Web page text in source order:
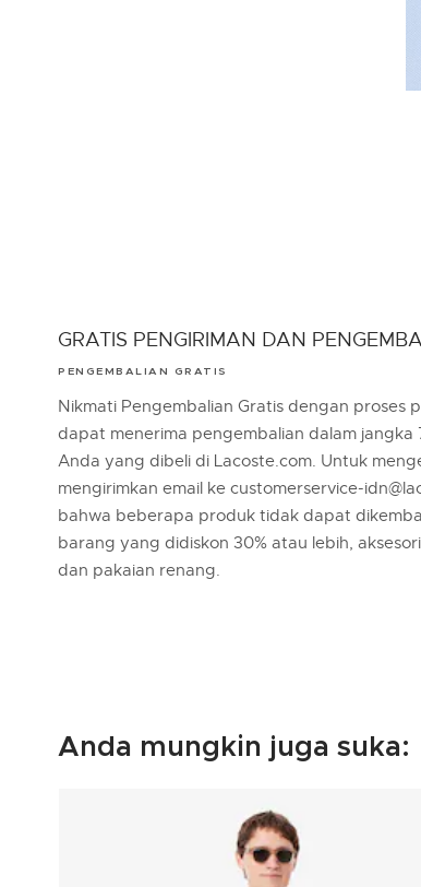
GRATIS PENGIRIMAN DAN
PENGEMBALIAN GRATIS
Nikmati Pengembalian Gratis dengan proses
dapat menerima pengembalian dalam jangka
Anda yang dibeli di Lacoste.com. Untuk
mengirimkan email ke customerservice-
bahwa beberapa produk tidak dapat
barang yang didiskon 30% atau lebih,
dan pakaian renang.
Anda mungkin juga suka: